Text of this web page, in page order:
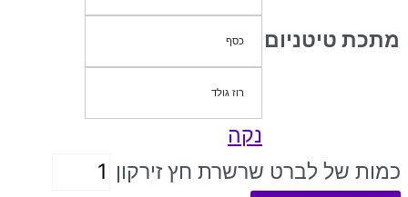
מתכת טיטניום כסף
רוז גולד
נקה
כמות של לברט שרשרת חץ זירקון